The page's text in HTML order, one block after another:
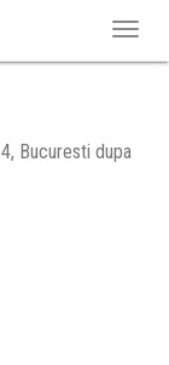
Bucuresti dupa